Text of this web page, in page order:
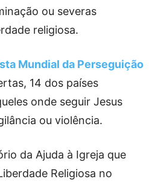
ou severas
religiosa.
Mundial da Perseguição
14 dos países
onde seguir Jesus
ou violência.
da Ajuda à Igreja que
Religiosa no